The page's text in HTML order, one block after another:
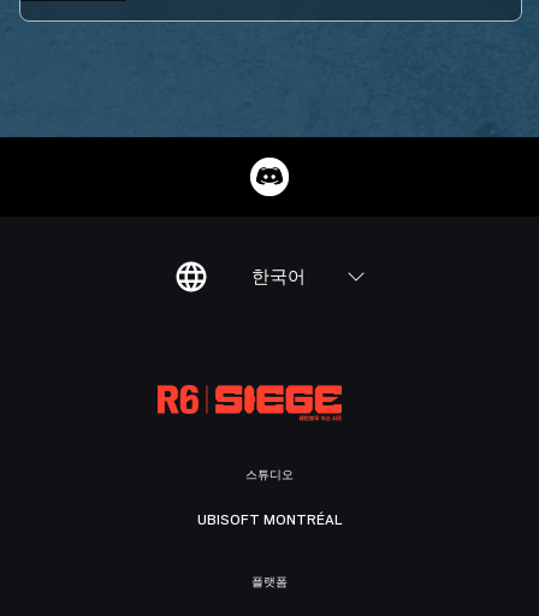
한국어
스튜디오
UBISOFT MONTRÉAL
플랫폼